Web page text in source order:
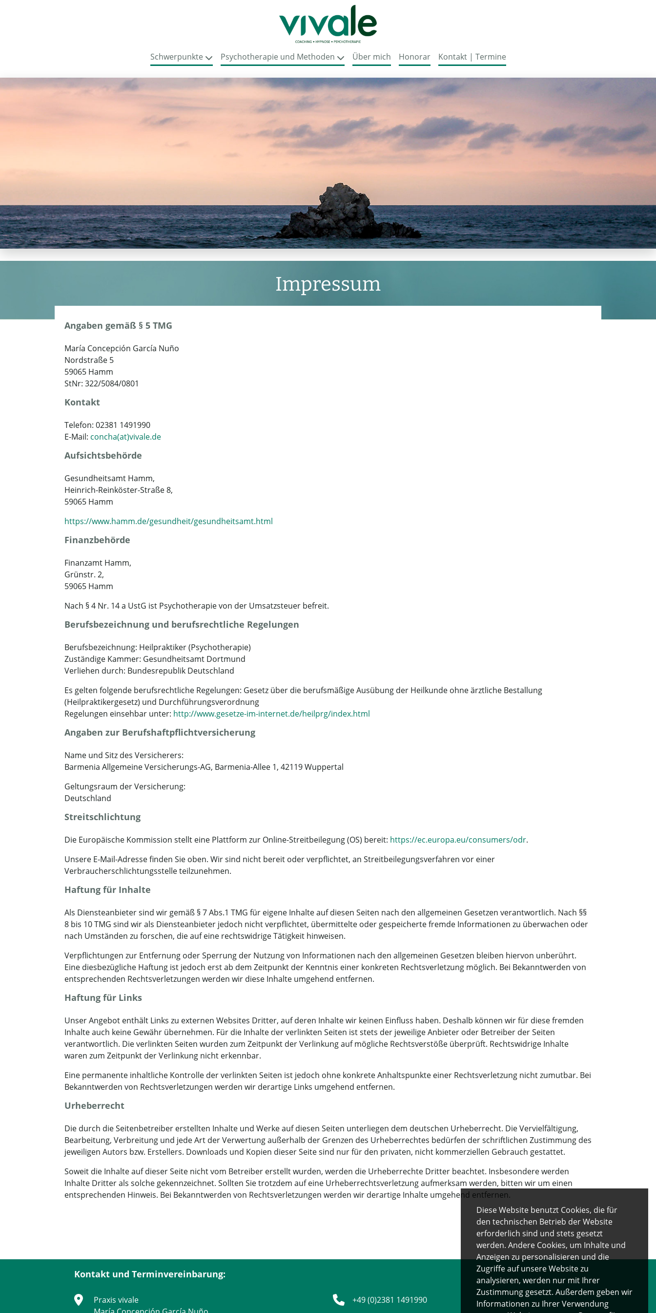
Diese Website benutzt Cookies, die für
den technischen Betrieb der Website
erforderlich sind und stets gesetzt
werden. Andere Cookies, um Inhalte und
Anzeigen zu personalisieren und die
Zugriffe auf unsere Website zu
analysieren, werden nur mit Ihrer
Zustimmung gesetzt. Außerdem geben wir
Informationen zu Ihrer Verwendung
Schwerpunkte Psychotherapie und Methoden Über mich Honorar Kontakt | Termine
Impressum
Angaben gemäß § 5 TMG
María Concepción García Nuño
Nordstraße 5
59065 Hamm
StNr: 322/5084/0801
Kontakt
Telefon: 02381 1491990
E-Mail: concha(at)vivale.de
Aufsichtsbehörde
Gesundheitsamt Hamm,
Heinrich-Reinköster-Straße 8,
59065 Hamm
https://www.hamm.de/gesundheit/gesundheitsamt.html
Finanzbehörde
Finanzamt Hamm,
Grünstr. 2,
59065 Hamm
Nach § 4 Nr. 14 a UstG ist Psychotherapie von der Umsatzsteuer befreit.
Berufsbezeichnung und berufsrechtliche Regelungen
Berufsbezeichnung: Heilpraktiker (Psychotherapie)
Zuständige Kammer: Gesundheitsamt Dortmund
Verliehen durch: Bundesrepublik Deutschland
Es gelten folgende berufsrechtliche Regelungen: Gesetz über die berufsmäßige Ausübung der Heilkunde ohne ärztliche Bestallung
(Heilpraktikergesetz) und Durchführungsverordnung
Regelungen einsehbar unter: http://www.gesetze-im-internet.de/heilprg/index.html
Angaben zur Berufshaftpflichtversicherung
Name und Sitz des Versicherers:
Barmenia Allgemeine Versicherungs-AG, Barmenia-Allee 1, 42119 Wuppertal
Geltungsraum der Versicherung:
Deutschland
Streitschlichtung
Die Europäische Kommission stellt eine Plattform zur Online-Streitbeilegung (OS) bereit: https://ec.europa.eu/consumers/odr.
Unsere E-Mail-Adresse finden Sie oben. Wir sind nicht bereit oder verpflichtet, an Streitbeilegungsverfahren vor einer
Verbraucherschlichtungsstelle teilzunehmen.
Haftung für Inhalte
Als Diensteanbieter sind wir gemäß § 7 Abs.1 TMG für eigene Inhalte auf diesen Seiten nach den allgemeinen Gesetzen verantwortlich. Nach §§
8 bis 10 TMG sind wir als Diensteanbieter jedoch nicht verpflichtet, übermittelte oder gespeicherte fremde Informationen zu überwachen oder
nach Umständen zu forschen, die auf eine rechtswidrige Tätigkeit hinweisen.
Verpflichtungen zur Entfernung oder Sperrung der Nutzung von Informationen nach den allgemeinen Gesetzen bleiben hiervon unberührt.
Eine diesbezügliche Haftung ist jedoch erst ab dem Zeitpunkt der Kenntnis einer konkreten Rechtsverletzung möglich. Bei Bekanntwerden von
entsprechenden Rechtsverletzungen werden wir diese Inhalte umgehend entfernen.
Haftung für Links
Unser Angebot enthält Links zu externen Websites Dritter, auf deren Inhalte wir keinen Einfluss haben. Deshalb können wir für diese fremden
Inhalte auch keine Gewähr übernehmen. Für die Inhalte der verlinkten Seiten ist stets der jeweilige Anbieter oder Betreiber der Seiten
verantwortlich. Die verlinkten Seiten wurden zum Zeitpunkt der Verlinkung auf mögliche Rechtsverstöße überprüft. Rechtswidrige Inhalte
waren zum Zeitpunkt der Verlinkung nicht erkennbar.
Eine permanente inhaltliche Kontrolle der verlinkten Seiten ist jedoch ohne konkrete Anhaltspunkte einer Rechtsverletzung nicht zumutbar. Bei
Bekanntwerden von Rechtsverletzungen werden wir derartige Links umgehend entfernen.
Urheberrecht
Die durch die Seitenbetreiber erstellten Inhalte und Werke auf diesen Seiten unterliegen dem deutschen Urheberrecht. Die Vervielfältigung,
Bearbeitung, Verbreitung und jede Art der Verwertung außerhalb der Grenzen des Urheberrechtes bedürfen der schriftlichen Zustimmung des
jeweiligen Autors bzw. Erstellers. Downloads und Kopien dieser Seite sind nur für den privaten, nicht kommerziellen Gebrauch gestattet.
Soweit die Inhalte auf dieser Seite nicht vom Betreiber erstellt wurden, werden die Urheberrechte Dritter beachtet. Insbesondere werden
Inhalte Dritter als solche gekennzeichnet. Sollten Sie trotzdem auf eine Urheberrechtsverletzung aufmerksam werden, bitten wir um einen
entsprechenden Hinweis. Bei Bekanntwerden von Rechtsverletzungen werden wir derartige Inhalte umgehend entfernen.
Kontakt und Terminvereinbarung:
Praxis vivale
+49 (0)2381 1491990